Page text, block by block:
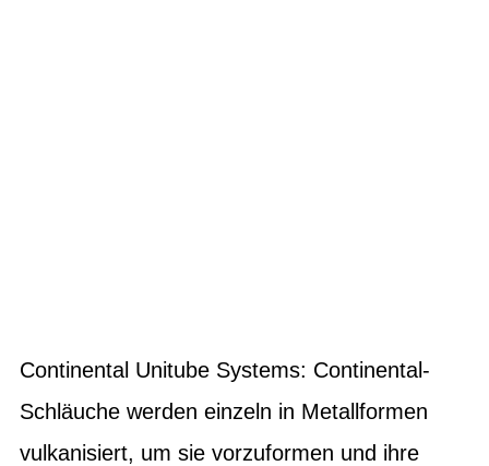
Continental Unitube Systems: Continental-
Schläuche werden einzeln in Metallformen
vulkanisiert, um sie vorzuformen und ihre